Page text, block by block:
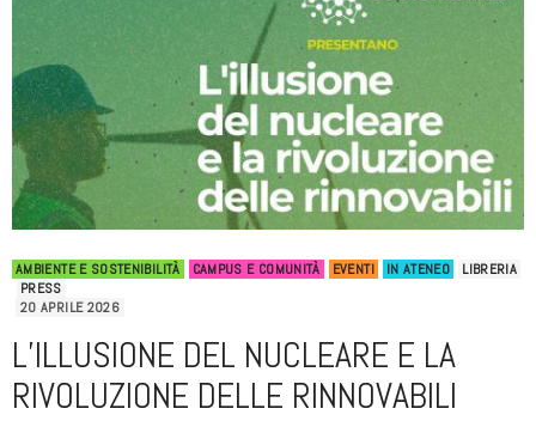
AMBIENTE E SOSTENIBILITÀ CAMPUS E COMUNITÀ EVENTI IN ATENEO
LIBRERIA
PRESS
20 APRILE 2026
L’ILLUSIONE DEL NUCLEARE E LA
RIVOLUZIONE DELLE RINNOVABILI